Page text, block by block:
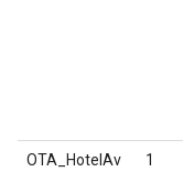
OTA_HotelAv
1